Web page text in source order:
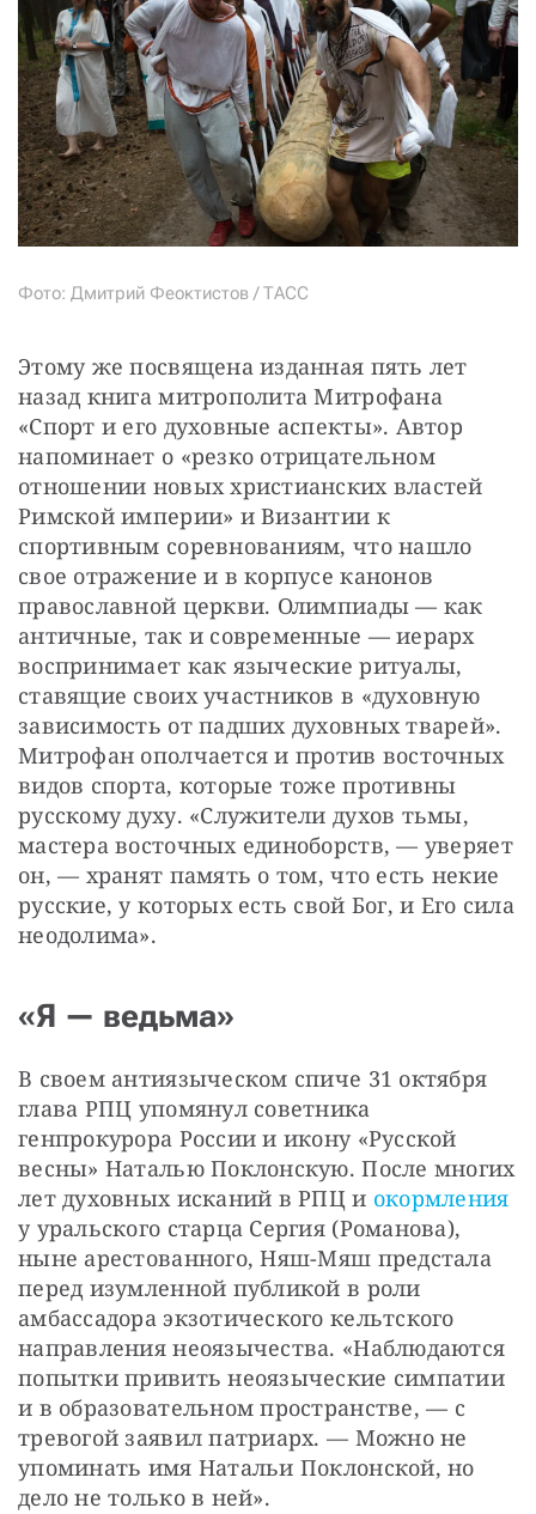
Фото: Дмитрий Феоктистов / ТАСС
Этому же посвящена изданная пять лет
назад книга митрополита Митрофана
«Спорт и его духовные аспекты». Автор
напоминает о «резко отрицательном
отношении новых христианских властей
Римской империи» и Византии к
спортивным соревнованиям, что нашло
свое отражение и в корпусе канонов
православной церкви. Олимпиады — как
античные, так и современные — иерарх
воспринимает как языческие ритуалы,
ставящие своих участников в «духовную
зависимость от падших духовных тварей».
Митрофан ополчается и против восточных
видов спорта, которые тоже противны
русскому духу. «Служители духов тьмы,
мастера восточных единоборств, — уверяет
он, — хранят память о том, что есть некие
русские, у которых есть свой Бог, и Его сила
неодолима».
«Я — ведьма»
В своем антиязыческом спиче 31 октября
глава РПЦ упомянул советника
генпрокурора России и икону «Русской
весны» Наталью Поклонскую. После многих
лет духовных исканий в РПЦ и окормления
у уральского старца Сергия (Романова),
ныне арестованного, Няш-Мяш предстала
перед изумленной публикой в роли
амбассадора экзотического кельтского
направления неоязычества. «Наблюдаются
попытки привить неоязыческие симпатии
и в образовательном пространстве, — с
тревогой заявил патриарх. — Можно не
упоминать имя Натальи Поклонской, но
дело не только в ней».